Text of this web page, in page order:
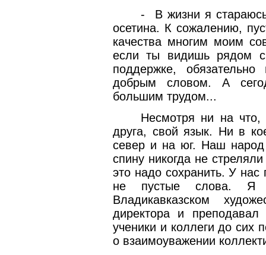
-
В жизни я
осетина. К сожалению,
качества многим моим
если ты видишь рядом с
поддержке,
добрым словом. А
большим трудом...
Несмотря ни на
друга, свой язык. Ни в
север и на юг. Наш
спину никогда не
это надо сохранить. У
не пустые слова. Я
Владикавказском
директора и
ученики и коллеги до сих
о взаимоуважении